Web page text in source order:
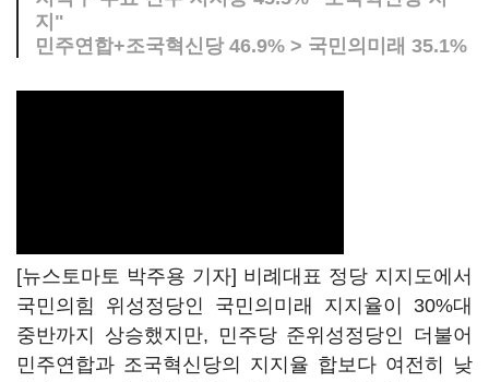
지"
민주연합+조국혁신당 46.9% > 국민의미래 35.1%
[뉴스토마토 박주용 기자] 비례대표 정당 지지도에서
국민의힘 위성정당인 국민의미래 지지율이 30%대
중반까지 상승했지만, 민주당 준위성정당인 더불어
민주연합과 조국혁신당의 지지율 합보다 여전히 낮